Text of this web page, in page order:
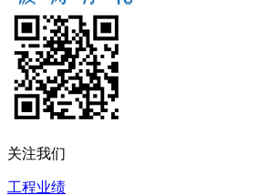
关注我们
工程业绩